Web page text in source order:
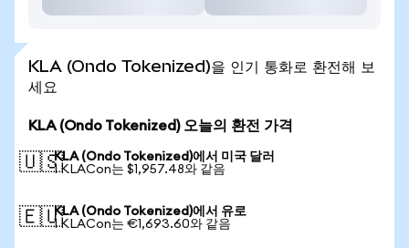
KLA (Ondo Tokenized)을 인기 통화로 환전해 보
세요
KLA (Ondo Tokenized) 오늘의 환전 가격
🇺🇸KLA (Ondo Tokenized)에서 미국 달러
1 KLACon는 $1,957.48와 같음
🇪🇺KLA (Ondo Tokenized)에서 유로
1 KLACon는 €1,693.60와 같음